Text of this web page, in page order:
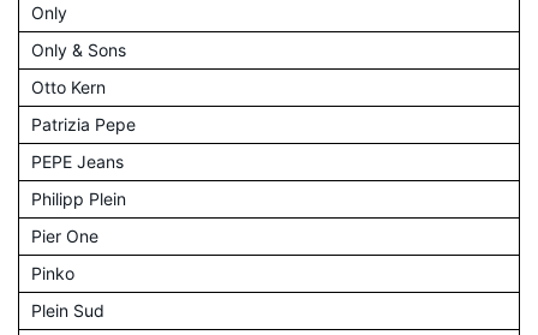
Only
Only & Sons
Otto Kern
Patrizia Pepe
PEPE Jeans
Philipp Plein
Pier One
Pinko
Plein Sud